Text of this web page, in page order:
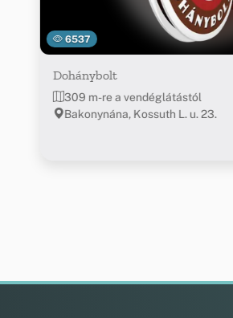
6537
Dohánybolt
309 m-re a vendéglátástól
Bakonynána, Kossuth L. u. 23.